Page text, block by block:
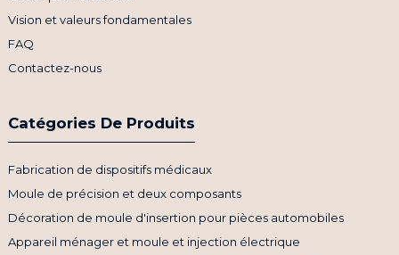
Vision et valeurs fondamentales
FAQ
Contactez-nous
Catégories De Produits
Fabrication de dispositifs médicaux
Moule de précision et deux composants
Décoration de moule d'insertion pour pièces automobiles
Appareil ménager et moule et injection électrique